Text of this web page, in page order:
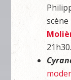
scène
21h30.